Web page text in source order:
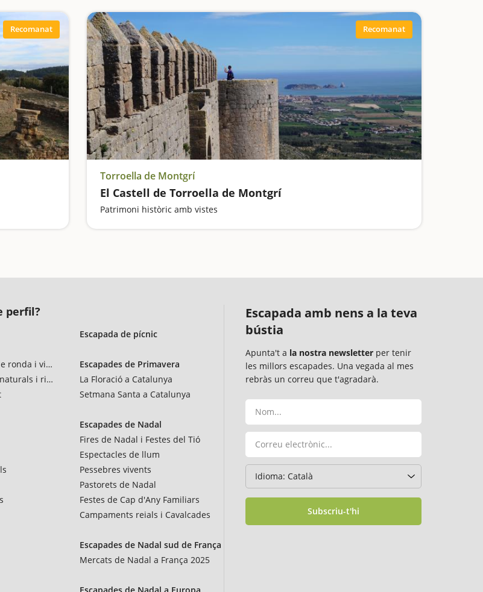
Recomanat Recomanat
Torroella de Montgrí
El Castell de Torroella de Montgrí
Patrimoni històric amb vistes
perfil?
ronda i vies verdes
i rius
Escapada de pícnic
Escapades de Primavera
La Floració a Catalunya
Setmana Santa a Catalunya
Escapades de Nadal
Fires de Nadal i Festes del Tió
Espectacles de llum
Pessebres vivents
Pastorets de Nadal
Festes de Cap d'Any Familiars
Campaments reials i Cavalcades
Escapades de Nadal sud de França
Mercats de Nadal a França 2025
Escapada amb nens a la teva
bústia
Apunta't a la nostra newsletter per tenir
les millors escapades. Una vegada al mes
rebràs un correu que t'agradarà.
Subscriu-t'hi